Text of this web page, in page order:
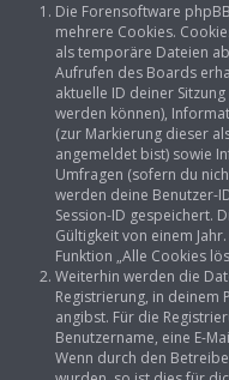
Die Forensoftware
mehrere Cookies.
als temporäre Dateien
Aufrufen des Boards
aktuelle ID deiner
werden können),
(zur Markierung dieser
angemeldet bist) sowie
Umfragen (sofern du
werden deine Benutzer-
Session-ID gespeichert.
Gültigkeit von einem
Funktion „Alle Cookies
Weiterhin werden die
Registrierung, in
angibst. Für die
Benutzername, eine E-
Wenn durch den